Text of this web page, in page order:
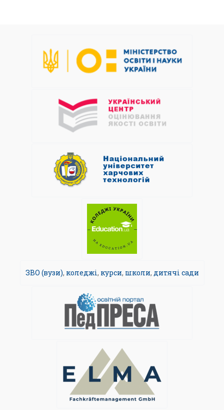
ЗВО (вузи), коледжі, курси, школи, дитячі сади